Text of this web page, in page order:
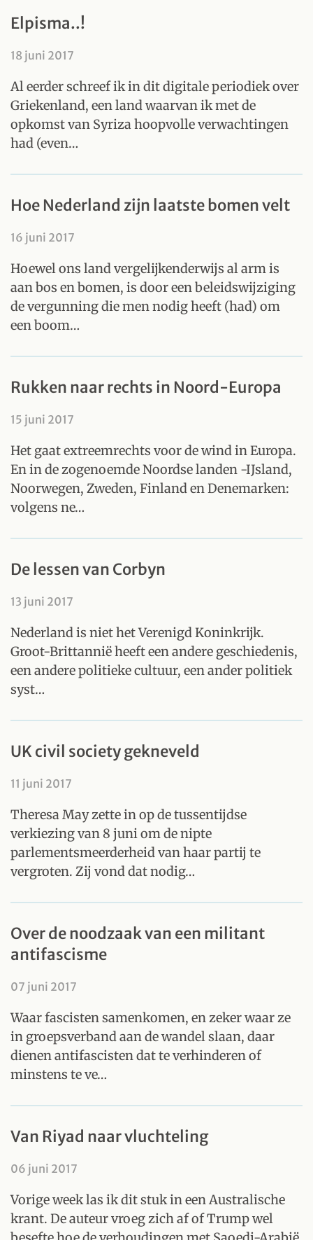
Elpisma..!
18 juni 2017
Al eerder schreef ik in dit digitale periodiek over
Griekenland, een land waarvan ik met de
opkomst van Syriza hoopvolle verwachtingen
had (even…
Hoe Nederland zijn laatste bomen velt
16 juni 2017
Hoewel ons land vergelijkenderwijs al arm is
aan bos en bomen, is door een beleidswijziging
de vergunning die men nodig heeft (had) om
een boom…
Rukken naar rechts in Noord-Europa
15 juni 2017
Het gaat extreemrechts voor de wind in Europa.
En in de zogenoemde Noordse landen -IJsland,
Noorwegen, Zweden, Finland en Denemarken:
volgens ne…
De lessen van Corbyn
13 juni 2017
Nederland is niet het Verenigd Koninkrijk.
Groot-Brittannië heeft een andere geschiedenis,
een andere politieke cultuur, een ander politiek
syst…
UK civil society gekneveld
11 juni 2017
Theresa May zette in op de tussentijdse
verkiezing van 8 juni om de nipte
parlementsmeerderheid van haar partij te
vergroten. Zij vond dat nodig…
Over de noodzaak van een militant
antifascisme
07 juni 2017
Waar fascisten samenkomen, en zeker waar ze
in groepsverband aan de wandel slaan, daar
dienen antifascisten dat te verhinderen of
minstens te ve…
Van Riyad naar vluchteling
06 juni 2017
Vorige week las ik dit stuk in een Australische
krant. De auteur vroeg zich af of Trump wel